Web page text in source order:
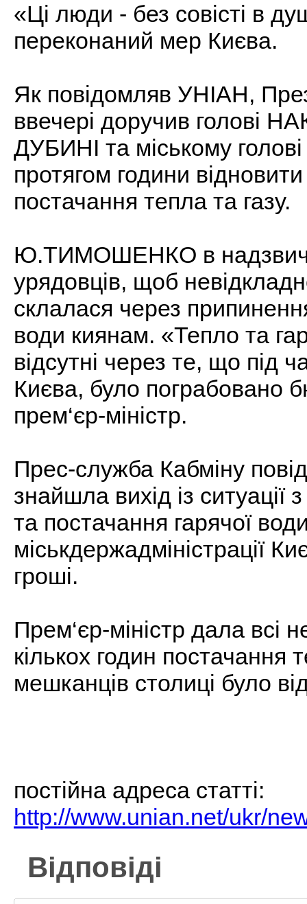
«Ці люди - без совісті в
переконаний мер Києва.
Як повідомляв УНІАН,
ввечері доручив голові
ДУБИНІ та міському
протягом години
постачання тепла та газу.
Ю.ТИМОШЕНКО в
урядовців, щоб
склалася через
води киянам. «Тепло та
відсутні через те, що під
Києва, було пограбовано
прем‘єр-міністр.
Прес-служба Кабміну
знайшла вихід із
та постачання гарячої
міськдержадміністрації
гроші.
Прем‘єр-міністр дала всі
кількох годин постачання
мешканців столиці було
постiйна адреса статтi:
http://www.unian.net/ukr/
Відповіді